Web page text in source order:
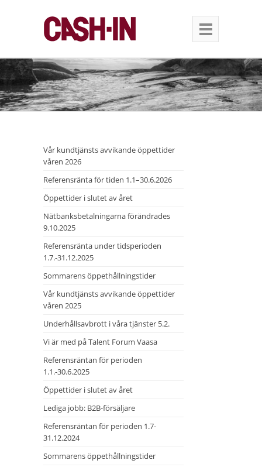
Vår kundtjänsts avvikande öppettider
våren 2026
Referensränta för tiden 1.1–30.6.2026
Öppettider i slutet av året
Nätbanksbetalningarna förändrades
9.10.2025
Referensränta under tidsperioden
1.7.-31.12.2025
Sommarens öppethållningstider
Vår kundtjänsts avvikande öppettider
våren 2025
Underhållsavbrott i våra tjänster 5.2.
Vi är med på Talent Forum Vaasa
Referensräntan för perioden
1.1.-30.6.2025
Öppettider i slutet av året
Lediga jobb: B2B-försäljare
Referensräntan för perioden 1.7-
31.12.2024
Sommarens öppethållningstider